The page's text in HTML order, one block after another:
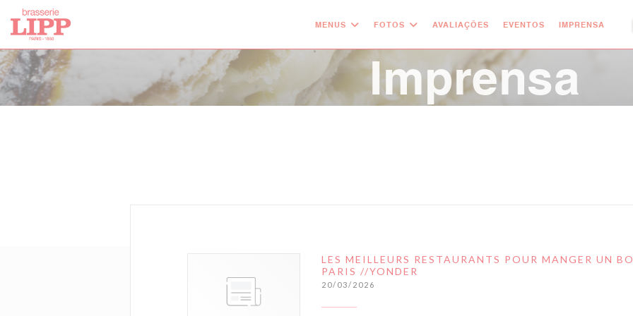
Painel de Gerenciamento de Cookies
MENUS FOTOS AVALIAÇÕES EVENTOS IMPRENSA
Imprensa
LES MEILLEURS RESTAURANTS POUR MANGER UN
PARIS //YONDER
20/03/2026